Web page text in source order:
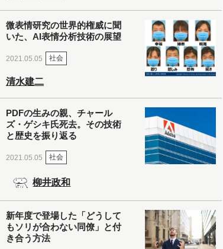
微表情研究の世界的権威に聞
いた、AI表情分析技術の展望
2021.05.05 社会
清水建二
PDFの生みの親、チャール
ズ・ゲシキ氏死去。その技術
と歴史を振り返る
2021.05.05 社会
柳井政和
新年度で登場した「どうして
もソリが合わない同僚」と付
き合う方法